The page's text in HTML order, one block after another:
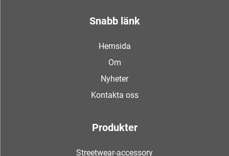
Snabb länk
Hemsida
Om
Nyheter
Kontakta oss
Produkter
Streetwear-accessory